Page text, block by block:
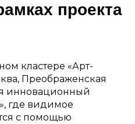
проекта
кластере «Арт-
Преображенская
инновационный
где видимое
с помощью